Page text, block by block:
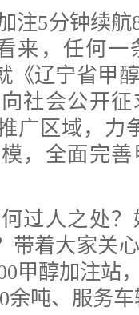
5分钟续航
来，任何一
《辽宁省甲
社会公开
广区域，力
，全面完
人之处？
带着大家关
甲醇加注站
余吨、服务